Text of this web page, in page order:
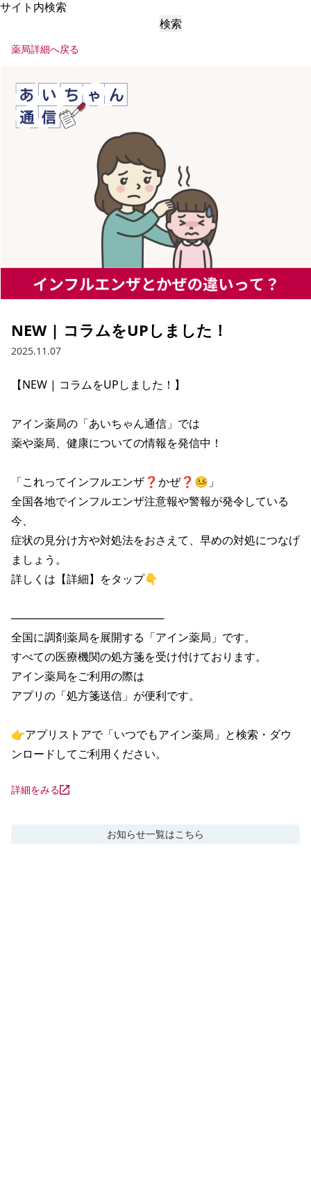
サイト内検索
検索
薬局詳細へ戻る
NEW | コラムをUPしました！
2025.11.07
【NEW | コラムをUPしました！】
アイン薬局の「あいちゃん通信」では
薬や薬局、健康についての情報を発信中！
「これってインフルエンザ❓かぜ❓🤒」
全国各地でインフルエンザ注意報や警報が発令している
今、
症状の見分け方や対処法をおさえて、早めの対処につなげ
ましょう。
詳しくは【詳細】をタップ👇
────────────────────
全国に調剤薬局を展開する「アイン薬局」です。
すべての医療機関の処方箋を受け付けております。
アイン薬局をご利用の際は
アプリの「処方箋送信」が便利です。
👉アプリストアで「いつでもアイン薬局」と検索・ダウ
ンロードしてご利用ください。
詳細をみる
お知らせ一覧はこちら